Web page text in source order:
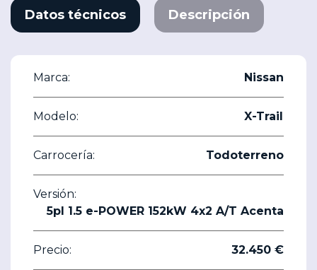
Datos técnicos Descripción
Marca: Nissan
Modelo: X-Trail
Carrocería: Todoterreno
Versión:
5pl 1.5 e-POWER 152kW 4x2 A/T Acenta
Precio: 32.450 €